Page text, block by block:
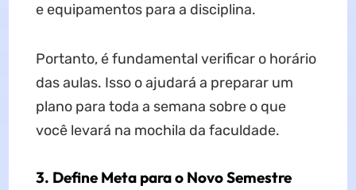
e equipamentos para a disciplina.
Portanto, é fundamental verificar o horário
das aulas. Isso o ajudará a preparar um
plano para toda a semana sobre o que
você levará na mochila da faculdade.
3. Define Meta para o Novo Semestre